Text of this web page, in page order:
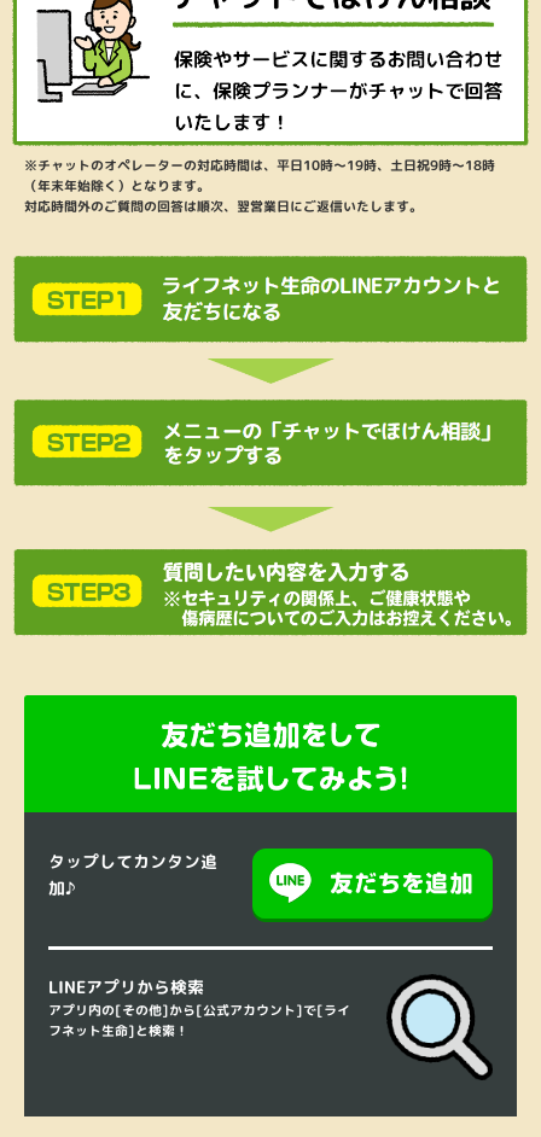
チャットのオペレーターの対応時間は、平日10時～19時、土日祝9時～18時
（年末年始除く）となります。
対応時間外のご質問の回答は順次、翌営業日にご返信いたします。
タップしてカンタン追
加♪
LINEアプリから検索
アプリ内の[その他]から[公式アカウント]で[ライ
フネット生命]と検索！